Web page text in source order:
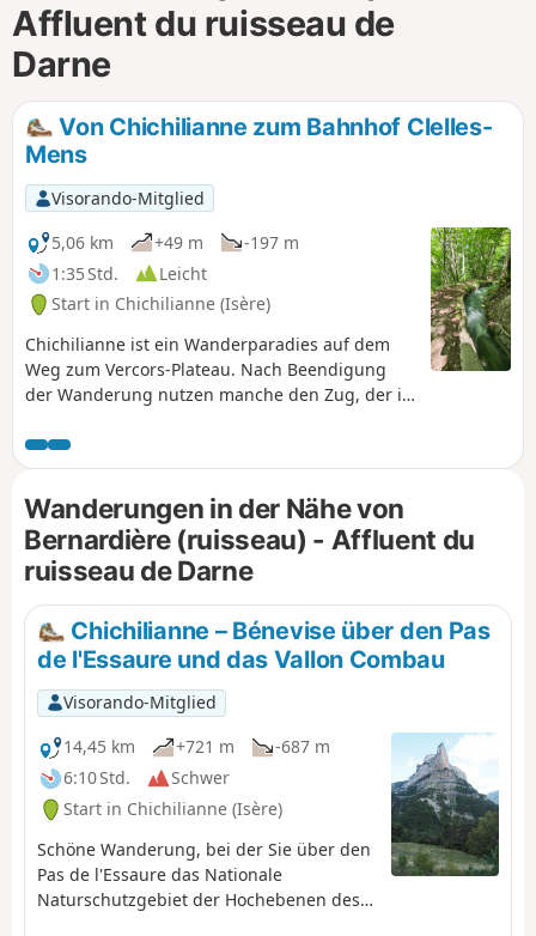
Affluent du ruisseau de
Darne
Von Chichilianne zum Bahnhof Clelles-
Mens
Visorando-Mitglied
5,06 km
+49 m
-197 m
1:35 Std.
Leicht
Start in Chichilianne (Isère)
Chichilianne ist ein Wanderparadies auf dem
Weg zum Vercors-Plateau. Nach Beendigung
der Wanderung nutzen manche den Zug, der in
dass man von Chichilianne oder La Richardière
aus in weniger als zwei Stunden den Bahnhof
von Clelles erreichen kann, indem man fast drei
Kilometer lang einem Bewässerungskanal folgt.
Diese Rückwanderung nach Clelles kann auch
in umgekehrter Richtung zurückgelegt werden,
Wanderungen in der Nähe von
Bernardière (ruisseau) - Affluent du
ruisseau de Darne
Chichilianne – Bénevise über den Pas
de l'Essaure und das Vallon Combau
Visorando-Mitglied
14,45 km
+721 m
-687 m
6:10 Std.
Schwer
Start in Chichilianne (Isère)
Schöne Wanderung, bei der Sie über den
Pas de l'Essaure das Nationale
Naturschutzgebiet der Hochebenen des